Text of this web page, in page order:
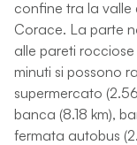
confine tra la valle
Corace. La parte
alle pareti
minuti si possono
supermercato
banca (8.18 km),
fermata autobus